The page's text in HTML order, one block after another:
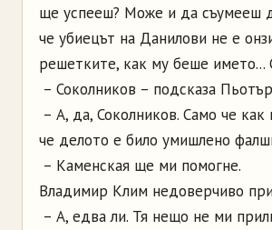
ще успееш? Може и да съумееш
че убиецът на Данилови не е
решетките, как му беше името...
– Соколников – подсказа
– А, да, Соколников. Само че
че делото е било умишлено
– Каменская ще ми помогне.
Владимир Клим недоверчиво
– А, едва ли. Тя нещо не ми